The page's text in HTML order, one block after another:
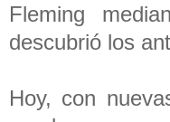
Fleming
descubrió los
Hoy, con